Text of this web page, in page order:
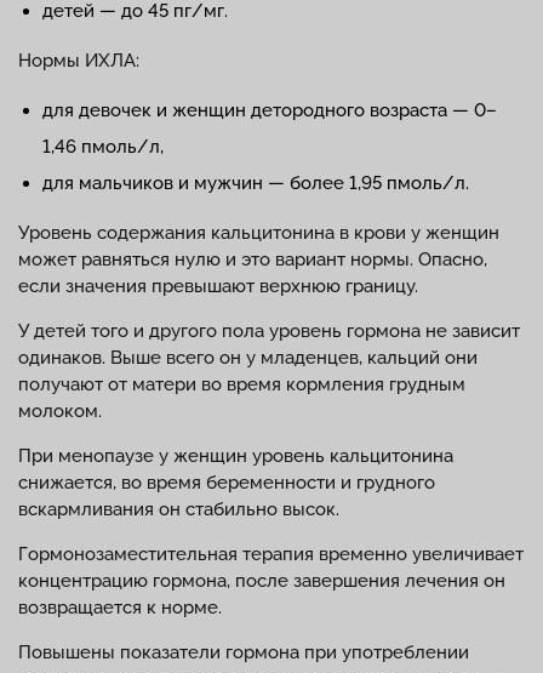
детей — до 45 пг/мг.
Нормы ИХЛА:
для девочек и женщин детородного возраста — 0–
1,46 пмоль/л,
для мальчиков и мужчин — более 1,95 пмоль/л.
Уровень содержания кальцитонина в крови у женщин
может равняться нулю и это вариант нормы. Опасно,
если значения превышают верхнюю границу.
У детей того и другого пола уровень гормона не зависит
одинаков. Выше всего он у младенцев, кальций они
получают от матери во время кормления грудным
молоком.
При менопаузе у женщин уровень кальцитонина
снижается, во время беременности и грудного
вскармливания он стабильно высок.
Гормонозаместительная терапия временно увеличивает
концентрацию гормона, после завершения лечения он
возвращается к норме.
Повышены показатели гормона при употреблении